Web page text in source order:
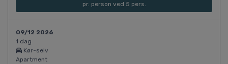
pr. person ved 5 pers.
09/12 2026
1 dag
Kør-selv
Apartment